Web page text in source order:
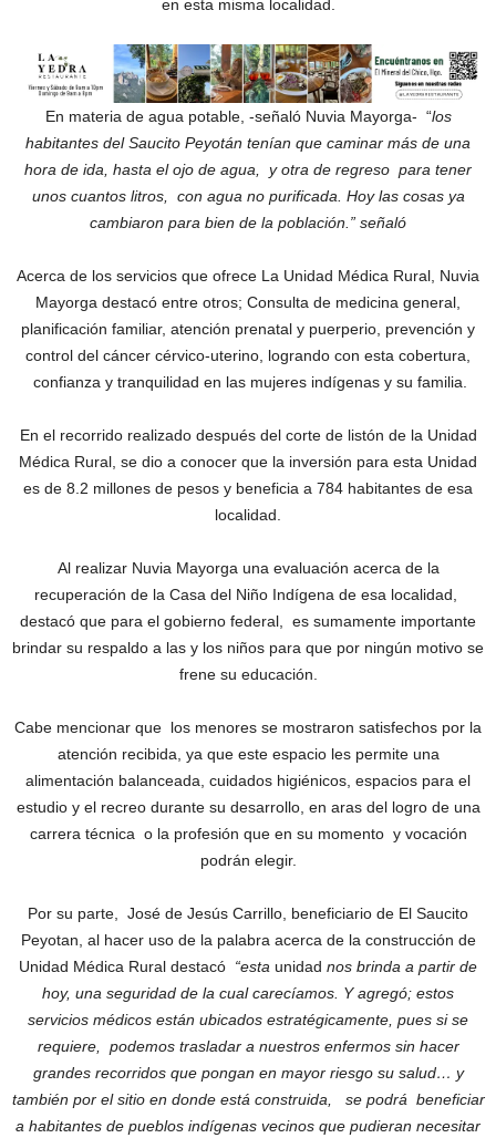
en esta misma localidad.
En materia de agua potable, -señaló Nuvia Mayorga- “los
habitantes del Saucito Peyotán tenían que caminar más de una
hora de ida, hasta el ojo de agua, y otra de regreso para tener
unos cuantos litros, con agua no purificada. Hoy las cosas ya
cambiaron para bien de la población.” señaló
Acerca de los servicios que ofrece La Unidad Médica Rural, Nuvia
Mayorga destacó entre otros; Consulta de medicina general,
planificación familiar, atención prenatal y puerperio, prevención y
control del cáncer cérvico-uterino, logrando con esta cobertura,
confianza y tranquilidad en las mujeres indígenas y su familia.
En el recorrido realizado después del corte de listón de la Unidad
Médica Rural, se dio a conocer que la inversión para esta Unidad
es de 8.2 millones de pesos y beneficia a 784 habitantes de esa
localidad.
Al realizar Nuvia Mayorga una evaluación acerca de la
recuperación de la Casa del Niño Indígena de esa localidad,
destacó que para el gobierno federal, es sumamente importante
brindar su respaldo a las y los niños para que por ningún motivo se
frene su educación.
Cabe mencionar que los menores se mostraron satisfechos por la
atención recibida, ya que este espacio les permite una
alimentación balanceada, cuidados higiénicos, espacios para el
estudio y el recreo durante su desarrollo, en aras del logro de una
carrera técnica o la profesión que en su momento y vocación
podrán elegir.
Por su parte, José de Jesús Carrillo, beneficiario de El Saucito
Peyotan, al hacer uso de la palabra acerca de la construcción de
Unidad Médica Rural destacó “esta unidad nos brinda a partir de
hoy, una seguridad de la cual carecíamos. Y agregó; estos
servicios médicos están ubicados estratégicamente, pues si se
requiere, podemos trasladar a nuestros enfermos sin hacer
grandes recorridos que pongan en mayor riesgo su salud… y
también por el sitio en donde está construida, se podrá beneficiar
a habitantes de pueblos indígenas vecinos que pudieran necesitar